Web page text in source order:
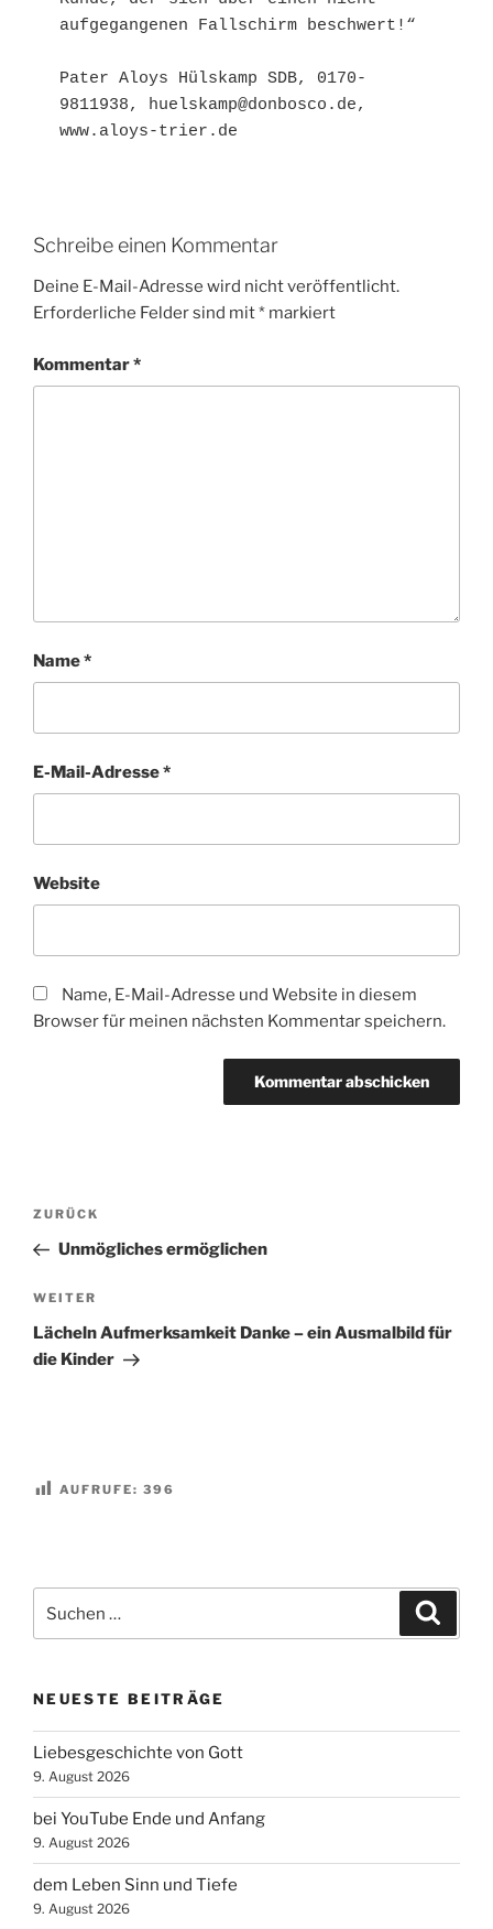
aufgegangenen Fallschirm beschwert!“
Pater Aloys Hülskamp SDB, 0170-
9811938, huelskamp@donbosco.de,
Schreibe einen Kommentar
Deine E-Mail-Adresse wird nicht veröffentlicht.
Erforderliche Felder sind mit* markiert
Kommentar*
Name*
E-Mail-Adresse*
Website
Name, E-Mail-Adresse und Website in diesem
Browser für meinen nächsten Kommentar speichern.
Beitragsnavigation
Vorheriger
Beitrag
ZURÜCK
Unmögliches ermöglichen
Nächster
Beitrag
WEITER
Lächeln Aufmerksamkeit Danke – ein Ausmalbild für
die Kinder
AUFRUFE: 396
nach:
NEUESTE BEITRÄGE
Liebesgeschichte von Gott
9. August 2026
bei YouTube Ende und Anfang
9. August 2026
dem Leben Sinn und Tiefe
9. August 2026